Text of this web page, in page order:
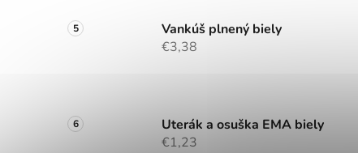
Vankúš plnený biely
€3,38
Uterák a osuška EMA biely
€1,23